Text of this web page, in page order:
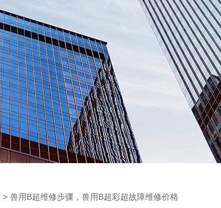
> 兽用B超维修步骤，兽用B超彩超故障维修价格